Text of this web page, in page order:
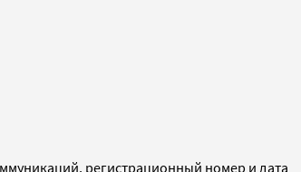
регистрационный номер и дата